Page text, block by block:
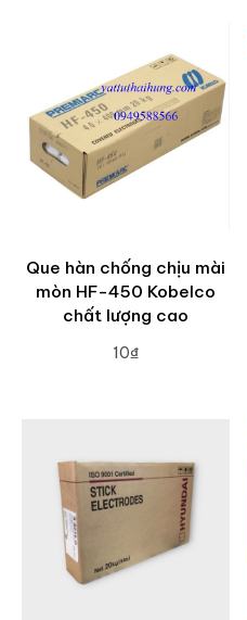
Que hàn chống chịu mài
mòn HF-450 Kobelco
chất lượng cao
10₫